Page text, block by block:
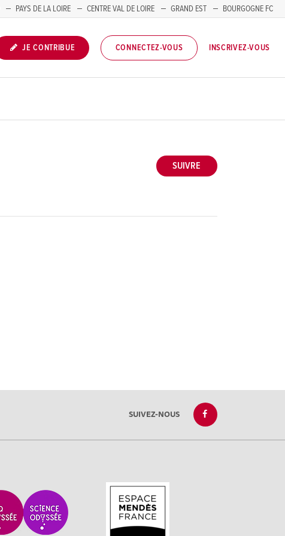
PAYS DE LA LOIRE CENTRE VAL DE LOIRE GRAND EST
BOURGOGNE FC
JE CONTRIBUE CONNECTEZ-VOUS INSCRIVEZ-VOUS
SUIVRE
SUIVEZ-NOUS